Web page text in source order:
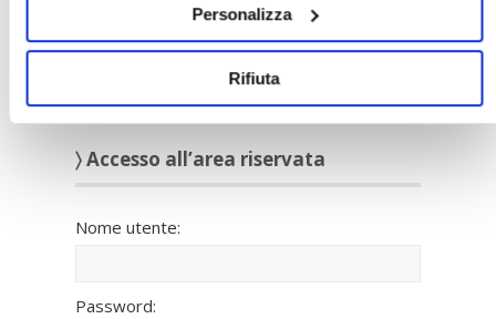
Personalizza
Rifiuta
〉 Accesso all’area riservata
Nome utente:
Password: